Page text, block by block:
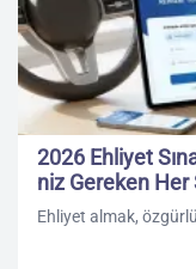
2026 Ehliyet
niz Gereken Her
Ehliyet almak,